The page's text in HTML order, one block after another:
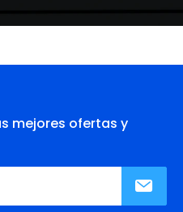
mejores ofertas y